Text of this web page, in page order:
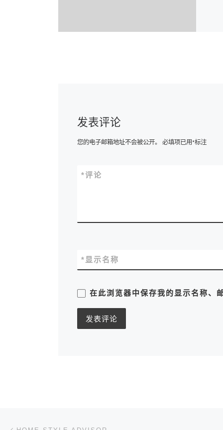
发表评论
您的电子邮箱地址不会被公开。 必填项已用*标注
评论
*
显示名称
*
在此浏览器中保存我的显示名称、
文章导航